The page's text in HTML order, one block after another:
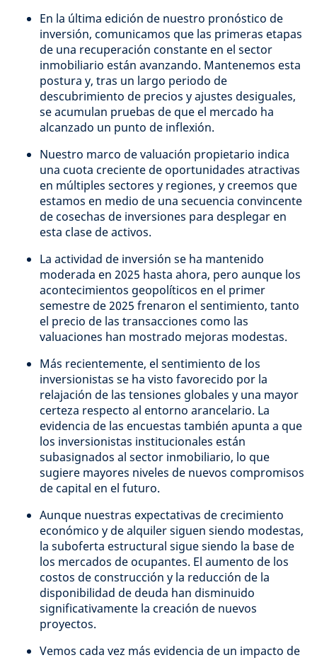
En la última edición de nuestro pronóstico de
inversión, comunicamos que las primeras etapas
de una recuperación constante en el sector
inmobiliario están avanzando. Mantenemos esta
postura y, tras un largo periodo de
descubrimiento de precios y ajustes desiguales,
se acumulan pruebas de que el mercado ha
alcanzado un punto de inflexión.
Nuestro marco de valuación propietario indica
una cuota creciente de oportunidades atractivas
en múltiples sectores y regiones, y creemos que
estamos en medio de una secuencia convincente
de cosechas de inversiones para desplegar en
esta clase de activos.
La actividad de inversión se ha mantenido
moderada en 2025 hasta ahora, pero aunque los
acontecimientos geopolíticos en el primer
semestre de 2025 frenaron el sentimiento, tanto
el precio de las transacciones como las
valuaciones han mostrado mejoras modestas.
Más recientemente, el sentimiento de los
inversionistas se ha visto favorecido por la
relajación de las tensiones globales y una mayor
certeza respecto al entorno arancelario. La
evidencia de las encuestas también apunta a que
los inversionistas institucionales están
subasignados al sector inmobiliario, lo que
sugiere mayores niveles de nuevos compromisos
de capital en el futuro.
Aunque nuestras expectativas de crecimiento
económico y de alquiler siguen siendo modestas,
la suboferta estructural sigue siendo la base de
los mercados de ocupantes. El aumento de los
costos de construcción y la reducción de la
disponibilidad de deuda han disminuido
significativamente la creación de nuevos
proyectos.
Vemos cada vez más evidencia de un impacto de